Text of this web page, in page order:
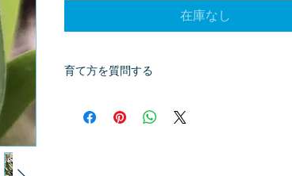
在庫なし
育て方を質問する
※質問へのお返事は、商品欄に掲載されます。